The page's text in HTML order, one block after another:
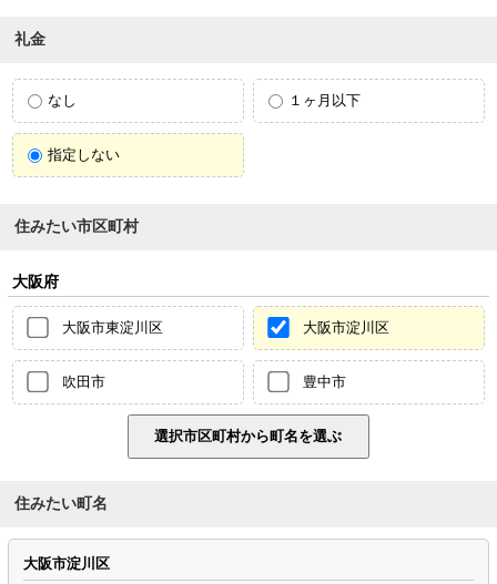
礼金
なし １ヶ月以下
指定しない
住みたい市区町村
大阪府
大阪市東淀川区 大阪市淀川区
吹田市 豊中市
住みたい町名
大阪市淀川区